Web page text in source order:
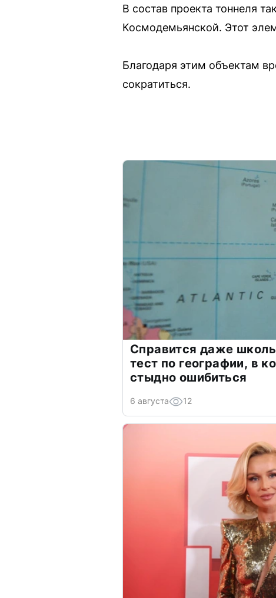
В состав проекта тоннеля
Космодемьянской. Этот
Благодаря этим объектам
сократиться.
Справится даже
тест по географии, в
стыдно ошибиться
6 августа 12